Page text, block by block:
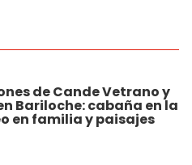
de Cande Vetrano y
Bariloche: cabaña en la
en familia y paisajes